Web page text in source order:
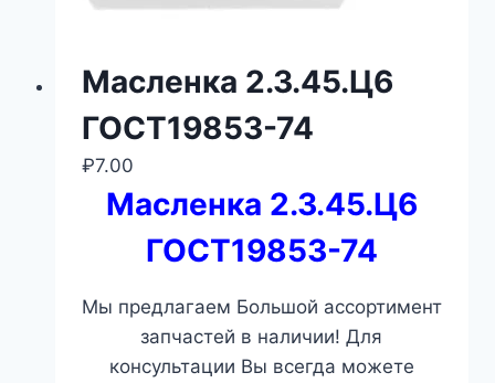
Масленка 2.3.45.Ц6
ГОСТ19853-74
₽7.00
Масленка 2.3.45.Ц6
ГОСТ19853-74
Мы предлагаем Большой ассортимент
запчастей в наличии! Для
консультации Вы всегда можете